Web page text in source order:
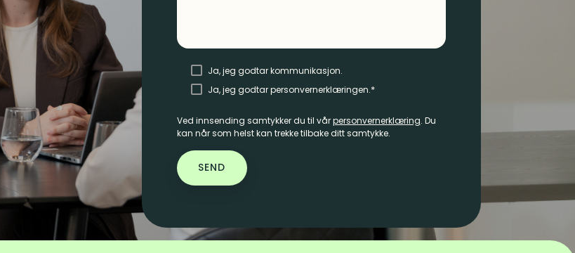
Ja, jeg godtar kommunikasjon.
Ja, jeg godtar personvernerklæringen.*
Ved innsending samtykker du til vårpersonvernerklæring. Du
kan når som helst kan trekke tilbake ditt samtykke.